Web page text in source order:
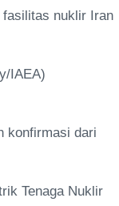
fasilitas nuklir Iran
IAEA)
konfirmasi dari
Tenaga Nuklir